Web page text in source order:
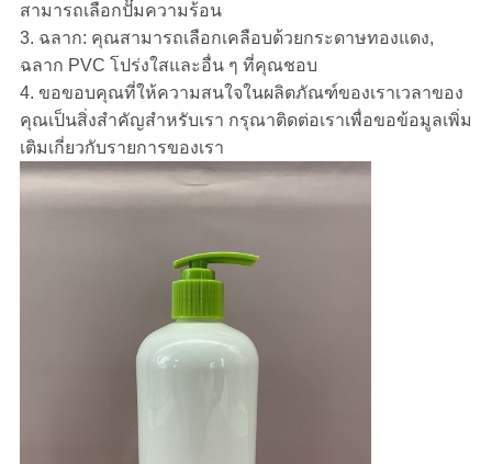
สามารถเลือกปั๊มความร้อน
3. ฉลาก: คุณสามารถเลือกเคลือบด้วยกระดาษทองแดง,
ฉลาก PVC โปร่งใสและอื่น ๆ ที่คุณชอบ
4. ขอขอบคุณที่ให้ความสนใจในผลิตภัณฑ์ของเราเวลาของ
คุณเป็นสิ่งสำคัญสำหรับเรา กรุณาติดต่อเราเพื่อขอข้อมูลเพิ่ม
เติมเกี่ยวกับรายการของเรา